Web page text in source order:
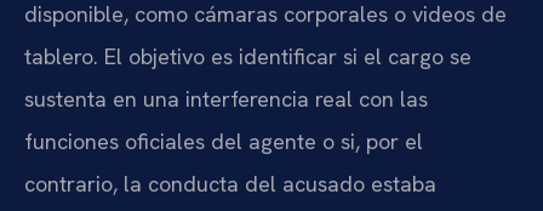
disponible, como cámaras corporales o videos de
tablero. El objetivo es identificar si el cargo se
sustenta en una interferencia real con las
funciones oficiales del agente o si, por el
contrario, la conducta del acusado estaba